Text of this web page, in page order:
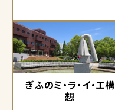
ぎふのミ・ラ・イ・エ構
想